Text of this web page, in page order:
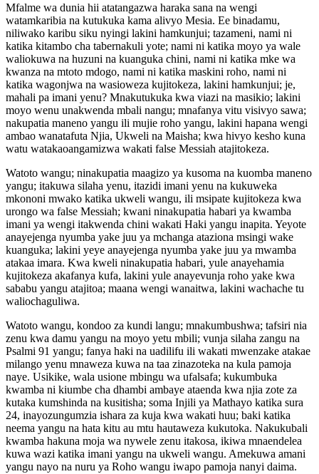
Mfalme wa dunia hii atatangazwa haraka sana na wengi
watamkaribia na kutukuka kama alivyo Mesia. Ee binadamu,
niliwako karibu siku nyingi lakini hamkunjui; tazameni, nami ni
katika kitambo cha tabernakuli yote; nami ni katika moyo ya wale
waliokuwa na huzuni na kuanguka chini, nami ni katika mke wa
kwanza na mtoto mdogo, nami ni katika maskini roho, nami ni
katika wagonjwa na wasioweza kujitokeza, lakini hamkunjui; je,
mahali pa imani yenu? Mnakutukuka kwa viazi na masikio; lakini
moyo wenu unakwenda mbali nangu; mnafanya vitu visivyo sawa;
nakupatia maneno yangu ili mujie roho yangu, lakini hapana wengi
ambao wanatafuta Njia, Ukweli na Maisha; kwa hivyo kesho kuna
watu watakaoangamizwa wakati false Messiah atajitokeza.
Watoto wangu; ninakupatia maagizo ya kusoma na kuomba maneno
yangu; itakuwa silaha yenu, itazidi imani yenu na kukuweka
mkononi mwako katika ukweli wangu, ili msipate kujitokeza kwa
urongo wa false Messiah; kwani ninakupatia habari ya kwamba
imani ya wengi itakwenda chini wakati Haki yangu inapita. Yeyote
anayejenga nyumba yake juu ya mchanga ataziona msingi wake
kuanguka; lakini yeye anayejenga nyumba yake juu ya mwamba
atakaa imara. Kwa kweli ninakupatia habari, yule anayehamia
kujitokeza akafanya kufa, lakini yule anayevunja roho yake kwa
sababu yangu atajitoa; maana wengi wanaitwa, lakini wachache tu
waliochaguliwa.
Watoto wangu, kondoo za kundi langu; mnakumbushwa; tafsiri nia
zenu kwa damu yangu na moyo yetu mbili; vunja silaha zangu na
Psalmi 91 yangu; fanya haki na uadilifu ili wakati mwenzake atakae
milango yenu mnaweza kuwa na taa zinazoteka na kula pamoja
naye. Usikike, wala usione mbingu wa ufalsafa; kukumbuka
kwamba ni kiumbe cha dhambi ambaye ataenda kwa njia zote za
kutaka kumshinda na kusitisha; soma Injili ya Mathayo katika sura
24, inayozungumzia ishara za kuja kwa wakati huu; baki katika
neema yangu na hata kitu au mtu hautaweza kukutoka. Nakukubali
kwamba hakuna moja wa nywele zenu itakosa, ikiwa mnaendelea
kuwa wazi katika imani yangu na ukweli wangu. Amekuwa amani
yangu nayo na nuru ya Roho wangu iwapo pamoja nanyi daima.